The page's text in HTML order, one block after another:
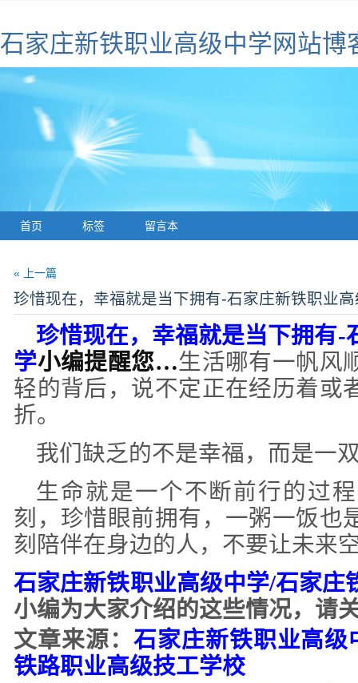
石家庄新铁职业高级中学网站博
首页 标签 留言本
« 上一篇
珍惜现在，幸福就是当下拥有-石家庄新铁职业
珍惜现在，幸福就是当下拥有-
学小编提醒您…生活哪有一帆风
轻的背后，说不定正在经历着或
折。
我们缺乏的不是幸福，而是一
生命就是一个不断前行的过
刻，珍惜眼前拥有，一粥一饭也
刻陪伴在身边的人，不要让未来
石家庄新铁职业高级中学/石家庄
小编为大家介绍的这些情况，请
文章来源： 石家庄新铁职业高级
铁路职业高级技工学校